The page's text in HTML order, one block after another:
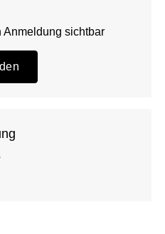
Anmeldung sichtbar